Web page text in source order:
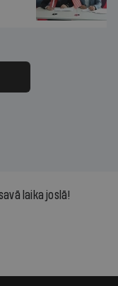
laika joslā!